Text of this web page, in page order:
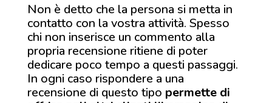
Non è detto che la persona si metta in
contatto con la vostra attività. Spesso
chi non inserisce un commento alla
propria recensione ritiene di poter
dedicare poco tempo a questi passaggi.
In ogni caso rispondere a una
recensione di questo tipo permette di